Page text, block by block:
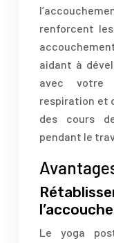
renforcent
aidant à
avec votre
respiration et
des cours
pendant le
Le yoga